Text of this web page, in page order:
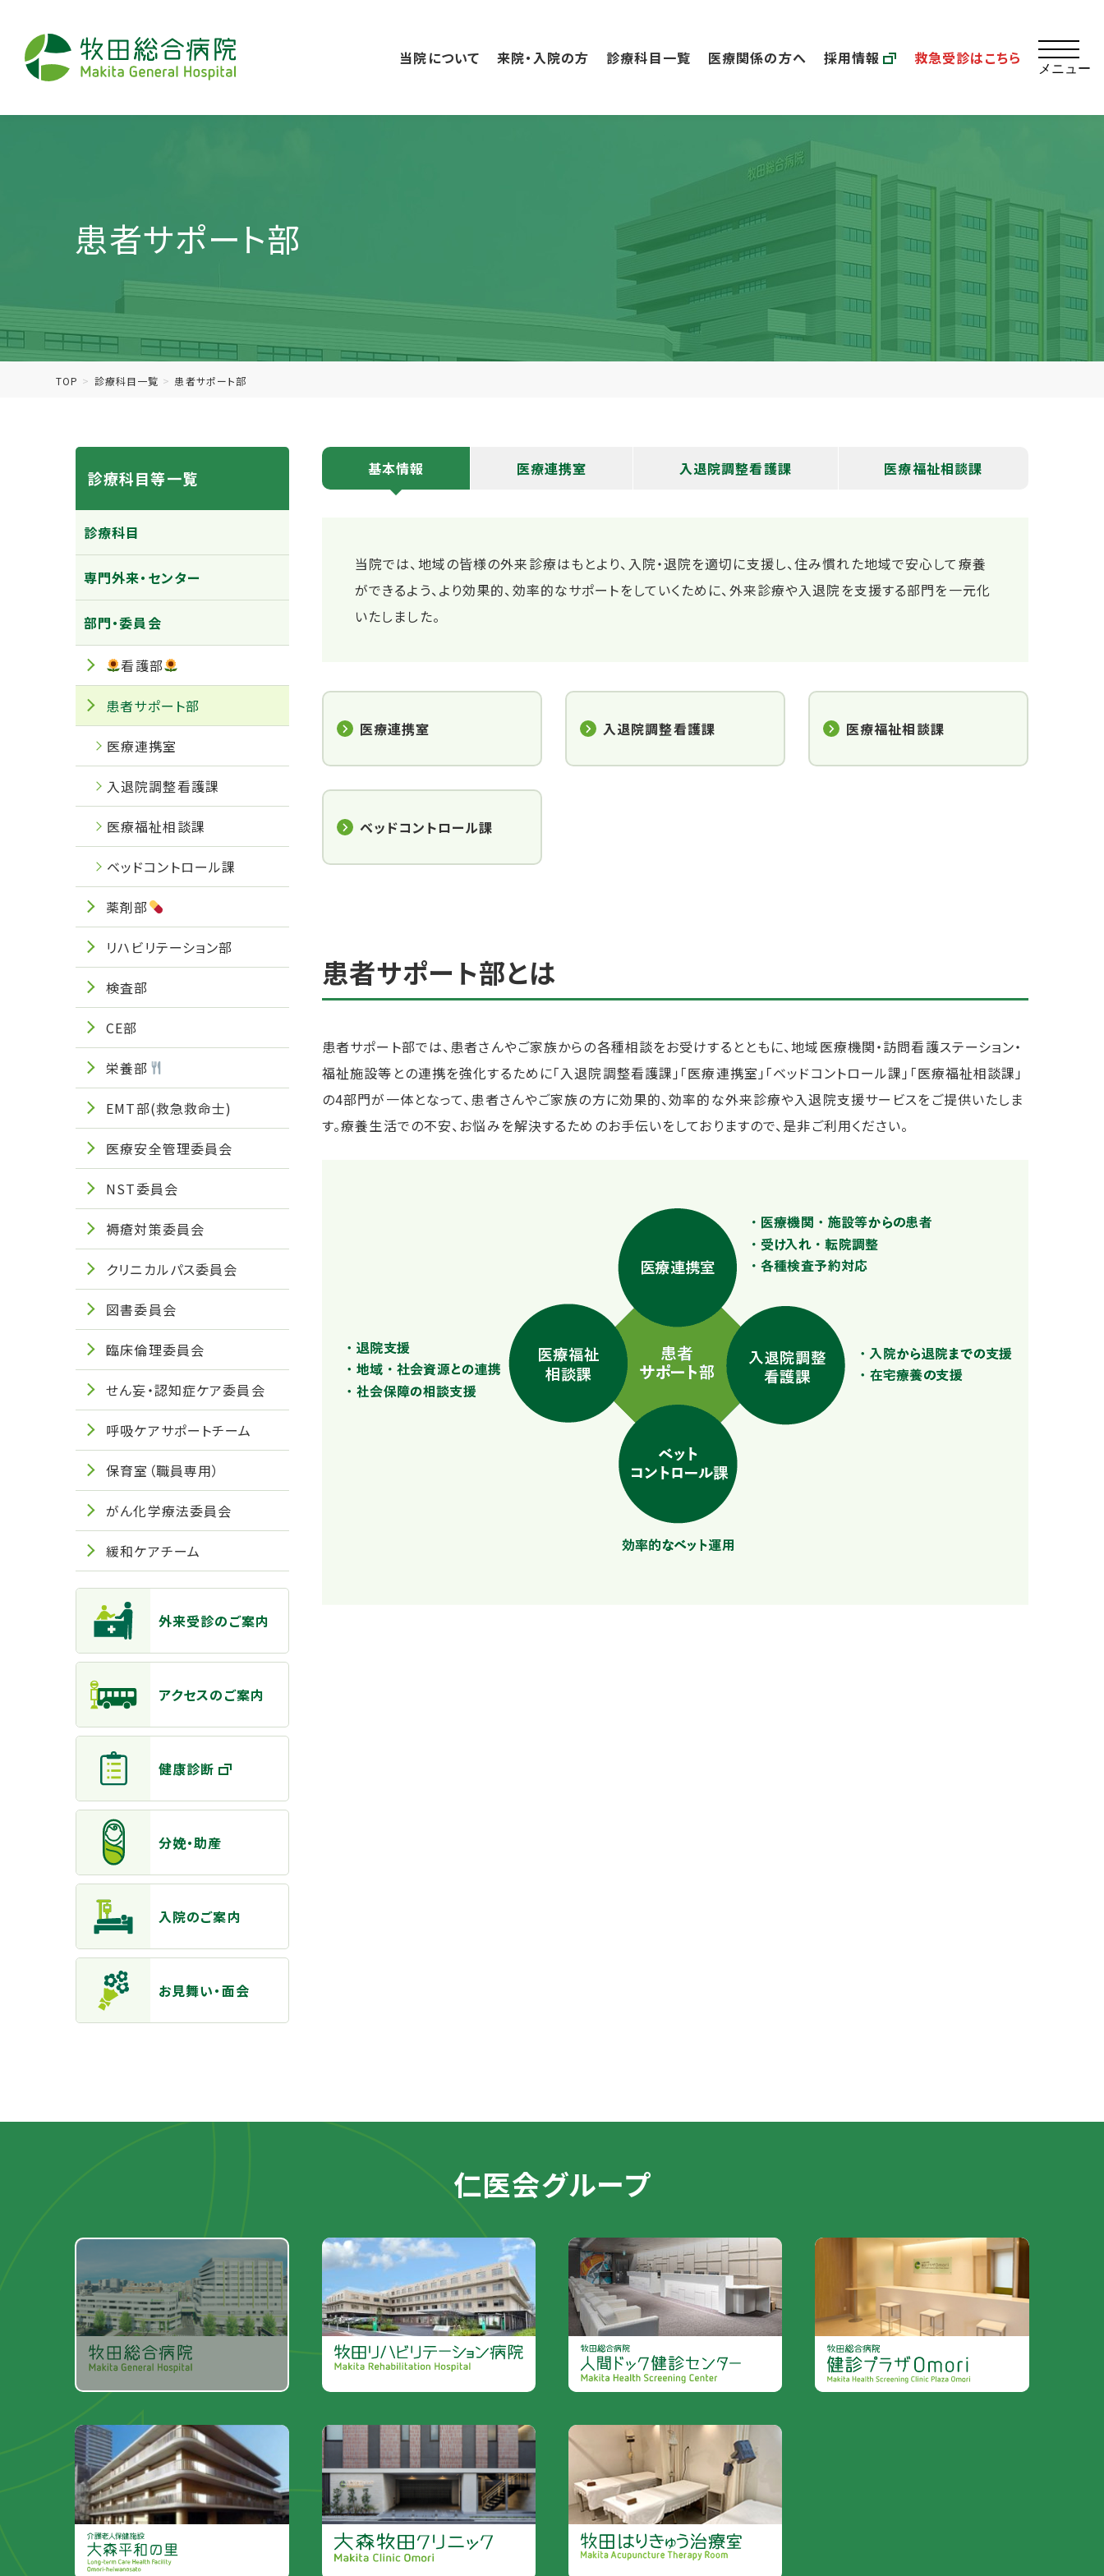
ペ
ー
当院について 来院・入院の方 診療科目一覧 医療関係の方へ 採用情報 救急受診はこちら
メニュー
患者サポート部
TOP 診療科目一覧 患者サポート部
基本情報 医療連携室 入退院調整看護課 医療福祉相談課
当院では、地域の皆様の外来診療はもとより、入院・退院を適切に支援し、住み慣れた地域で安心して療養
ができるよう、より効果的、効率的なサポートをしていくために、外来診療や入退院を支援する部門を一元化
いたしました。
医療連携室 入退院調整看護課 医療福祉相談課
ベッドコントロール課
患者サポート部とは
患者サポート部では、患者さんやご家族からの各種相談をお受けするとともに、地域医療機関・訪問看護ステーション・
福祉施設等との連携を強化するために「入退院調整看護課」「医療連携室」「ベッドコントロール課」「医療福祉相談課」
の4部門が一体となって、患者さんやご家族の方に効果的、効率的な外来診療や入退院支援サービスをご提供いたしま
す。療養生活での不安、お悩みを解決するためのお手伝いをしておりますので、是非ご利用ください。
診療科目等一覧
診療科目
専門外来・センター
部門・委員会
看護部
患者サポート部
医療連携室
入退院調整看護課
医療福祉相談課
ベッドコントロール課
薬剤部
リハビリテーション部
検査部
CE部
栄養部
EMT部(救急救命士)
医療安全管理委員会
NST委員会
褥瘡対策委員会
クリニカルパス委員会
図書委員会
臨床倫理委員会
せん妄・認知症ケア委員会
呼吸ケアサポートチーム
保育室（職員専用）
がん化学療法委員会
緩和ケアチーム
主なメニュー
外来受診のご案内
アクセスのご案内
健康診断
分娩・助産
入院のご案内
お見舞い・面会
仁医会グループ